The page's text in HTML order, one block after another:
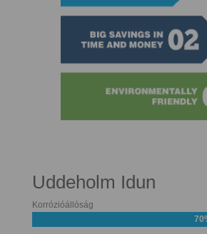
Uddeholm Idun
Korrózióállóság